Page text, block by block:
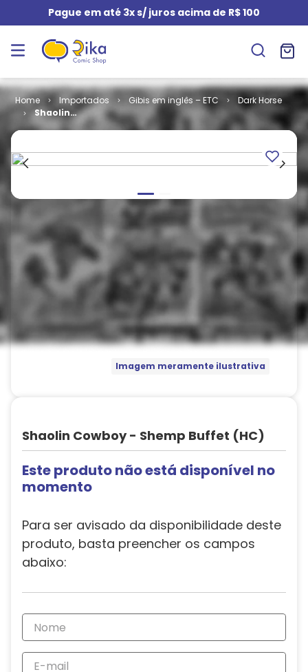
Pague em até 3x s/ juros acima de R$ 100
Importados Gibis em inglês – ETC
Dark Horse
Shaolin
Cowboy -
(HC)
Imagem meramente ilustrativa
Shaolin Cowboy - Shemp Buffet (HC)
Este produto não está disponível no
momento
Para ser avisado da disponibilidade deste
produto, basta preencher os campos
abaixo: